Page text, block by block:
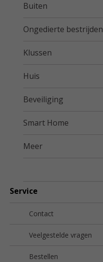
Buiten
Ongedierte bestrijden
Klussen
Huis
Beveiliging
Smart Home
Meer
Service
Contact
Veelgestelde vragen
Bestellen